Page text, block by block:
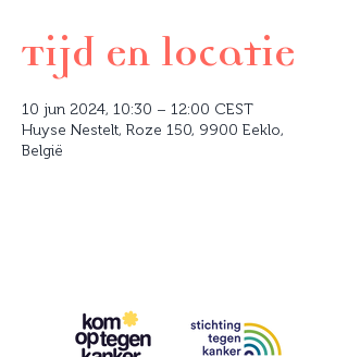
Tijd en locatie
10 jun 2024, 10:30 – 12:00 CEST
Huyse Nestelt, Roze 150, 9900 Eeklo,
België